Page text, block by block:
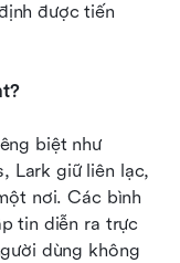
được tiến
biệt như
Lark giữ liên lạc,
nơi. Các bình
tin diễn ra trực
dùng không